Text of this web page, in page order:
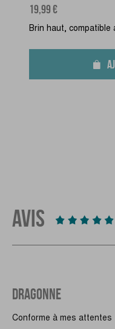
Prix
19,99 €
Brin haut, compatible
AVIS
DRAGONNE
Conforme à mes attentes